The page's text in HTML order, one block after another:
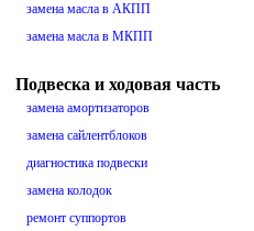
замена масла в АКПП
замена масла в МКПП
Подвеска и ходовая часть
замена амортизаторов
замена сайлентблоков
диагностика подвески
замена колодок
ремонт суппортов